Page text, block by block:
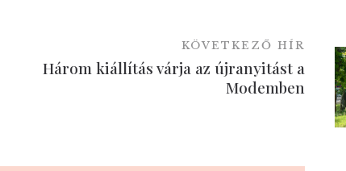
KÖVETKEZŐ HÍR
Három kiállítás várja az újranyitást a
Modemben